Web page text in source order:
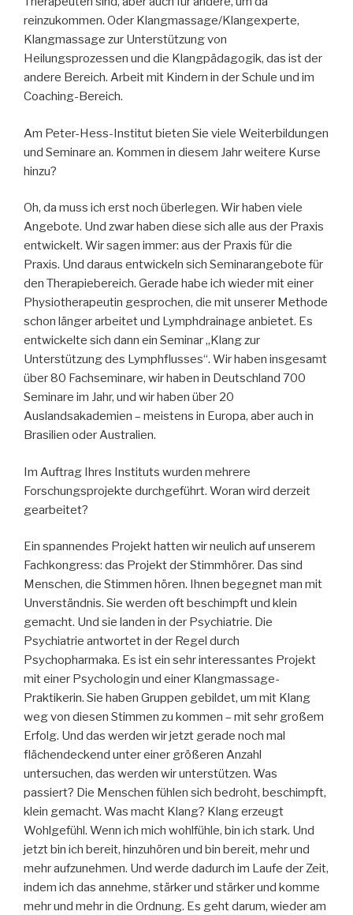
reinzukommen. Oder Klangmassage/Klangexperte,
Klangmassage zur Unterstützung von
Heilungsprozessen und die Klangpädagogik, das ist der
andere Bereich. Arbeit mit Kindern in der Schule und im
Coaching-Bereich.
Am Peter-Hess-Institut bieten Sie viele Weiterbildungen
und Seminare an. Kommen in diesem Jahr weitere Kurse
hinzu?
Oh, da muss ich erst noch überlegen. Wir haben viele
Angebote. Und zwar haben diese sich alle aus der Praxis
entwickelt. Wir sagen immer: aus der Praxis für die
Praxis. Und daraus entwickeln sich Seminarangebote für
den Therapiebereich. Gerade habe ich wieder mit einer
Physiotherapeutin gesprochen, die mit unserer Methode
schon länger arbeitet und Lymphdrainage anbietet. Es
entwickelte sich dann ein Seminar „Klang zur
Unterstützung des Lymphflusses“. Wir haben insgesamt
über 80 Fachseminare, wir haben in Deutschland 700
Seminare im Jahr, und wir haben über 20
Auslandsakademien – meistens in Europa, aber auch in
Brasilien oder Australien.
Im Auftrag Ihres Instituts wurden mehrere
Forschungsprojekte durchgeführt. Woran wird derzeit
gearbeitet?
Ein spannendes Projekt hatten wir neulich auf unserem
Fachkongress: das Projekt der Stimmhörer. Das sind
Menschen, die Stimmen hören. Ihnen begegnet man mit
Unverständnis. Sie werden oft beschimpft und klein
gemacht. Und sie landen in der Psychiatrie. Die
Psychiatrie antwortet in der Regel durch
Psychopharmaka. Es ist ein sehr interessantes Projekt
mit einer Psychologin und einer Klangmassage-
Praktikerin. Sie haben Gruppen gebildet, um mit Klang
weg von diesen Stimmen zu kommen – mit sehr großem
Erfolg. Und das werden wir jetzt gerade noch mal
flächendeckend unter einer größeren Anzahl
untersuchen, das werden wir unterstützen. Was
passiert? Die Menschen fühlen sich bedroht, beschimpft,
klein gemacht. Was macht Klang? Klang erzeugt
Wohlgefühl. Wenn ich mich wohlfühle, bin ich stark. Und
jetzt bin ich bereit, hinzuhören und bin bereit, mehr und
mehr aufzunehmen. Und werde dadurch im Laufe der Zeit,
indem ich das annehme, stärker und stärker und komme
mehr und mehr in die Ordnung. Es geht darum, wieder am